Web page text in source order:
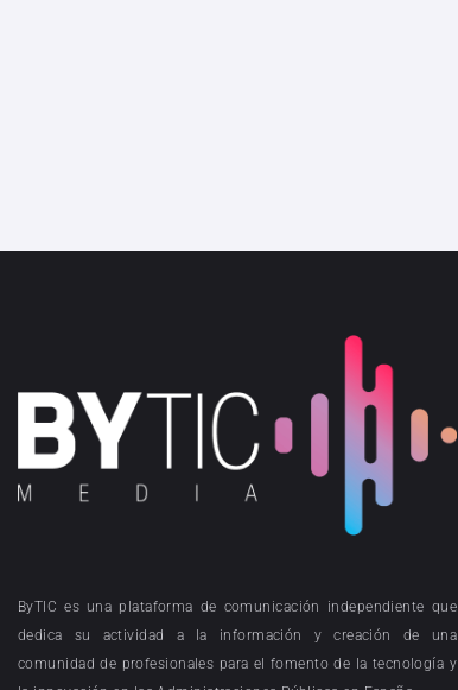
ByTIC es una plataforma de comunicación independiente que
dedica su actividad a la información y creación de una
comunidad de profesionales para el fomento de la tecnología y